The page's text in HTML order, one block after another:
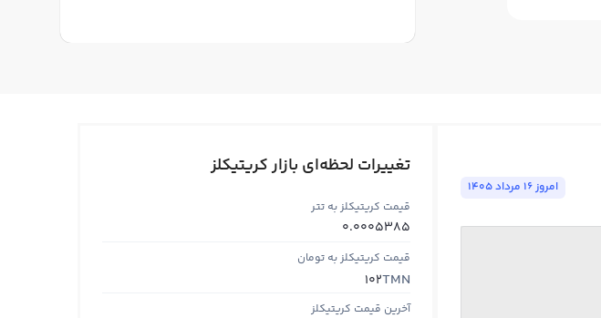
امروز ١٦ مرداد ١٤٠٥
تغییرات لحظه‌ای بازار کریتیکلز
قیمت کریتیکلز به تتر
0.0005385
قیمت کریتیکلز به تومان
TMN
102
آخرین قیمت کریتیکلز